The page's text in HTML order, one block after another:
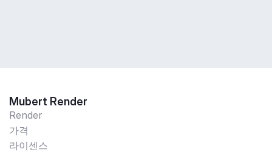
Mubert Render
Render
가격
라이센스